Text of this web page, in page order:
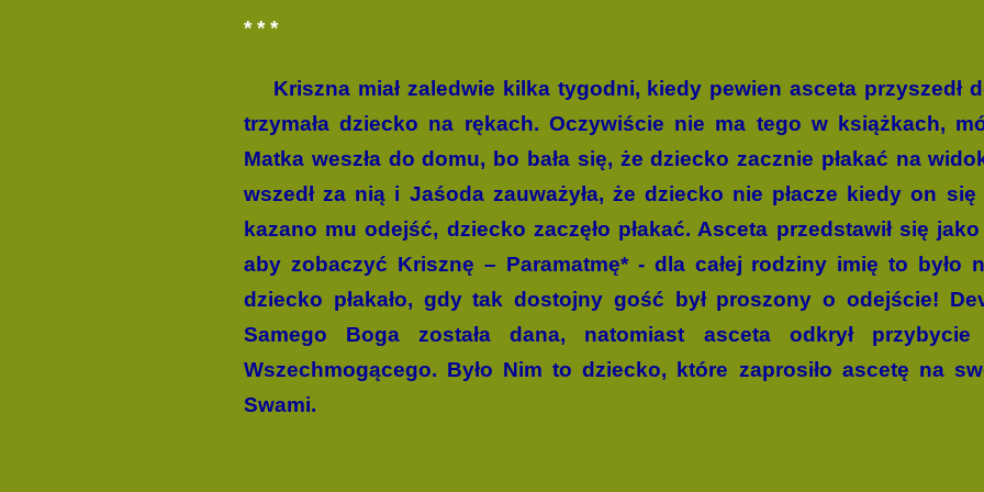
* * *
Kriszna miał zaledwie kilka tygodni, kiedy pewien asceta przyszedł
trzymała dziecko na rękach. Oczywiście nie ma tego w książkach,
Matka weszła do domu, bo bała się, że dziecko zacznie płakać na
wszedł za nią i Jaśoda zauważyła, że dziecko nie płacze kiedy on
kazano mu odejść, dziecko zaczęło płakać. Asceta przedstawił się
aby zobaczyć Krisznę – Paramatmę* - dla całej rodziny imię to było
dziecko płakało, gdy tak dostojny gość był proszony o odejście!
Samego Boga została dana, natomiast asceta odkrył przybycie
Wszechmogącego. Było Nim to dziecko, które zaprosiło ascetę na
Swami.